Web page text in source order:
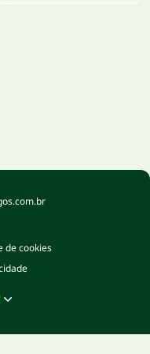
de cookies